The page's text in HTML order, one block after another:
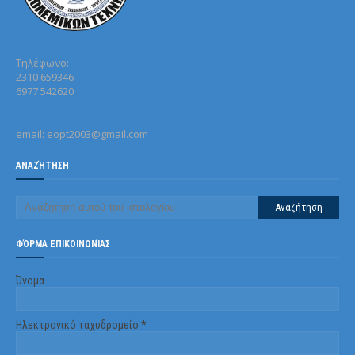
Τηλέφωνo:
2310 659346
6977 542620
email: eopt2003@gmail.com
ΑΝΑΖΉΤΗΣΗ
ΦΌΡΜΑ ΕΠΙΚΟΙΝΩΝΊΑΣ
Όνομα
Ηλεκτρονικό ταχυδρομείο *